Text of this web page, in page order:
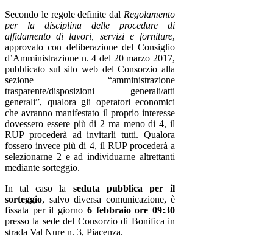
Secondo le regole definite dal Regolamento
per la disciplina delle procedure di
affidamento di lavori, servizi e forniture,
approvato con deliberazione del Consiglio
d’Amministrazione n. 4 del 20 marzo 2017,
pubblicato sul sito web del Consorzio alla
sezione “amministrazione
trasparente/disposizioni generali/atti
generali”, qualora gli operatori economici
che avranno manifestato il proprio interesse
dovessero essere più di 2 ma meno di 4, il
RUP procederà ad invitarli tutti. Qualora
fossero invece più di 4, il RUP procederà a
selezionarne 2 e ad individuarne altrettanti
mediante sorteggio.
In tal caso la seduta pubblica per il
sorteggio, salvo diversa comunicazione, è
fissata per il giorno 6 febbraio ore 09:30
presso la sede del Consorzio di Bonifica in
strada Val Nure n. 3, Piacenza.